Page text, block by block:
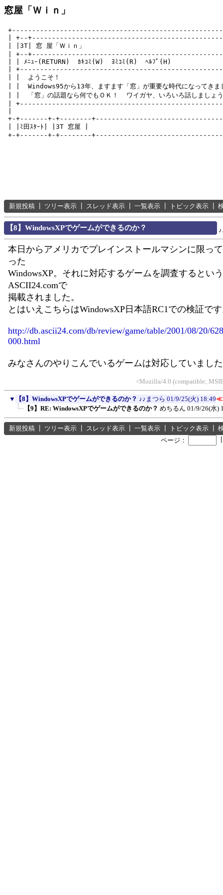
窓屋「Ｗｉｎ」
| +--
| |3T| 窓 屋「Ｗｉｎ」
| +--
| | ﾒﾆｭｰ(RETURN)  ｶｷｺﾐ(W)  ﾖﾐｺﾐ(R)  ﾍﾙﾌﾟ(H)　　　　　　
|
| |  ようこそ！
| |  Windows95から13年、ますます「窓」が重要な時代になって
| |  「窓」の話題なら何でもＯＫ！  ワイガヤ、いろいろ話しま
|
+-+-------+-+--------
| |ﾐ田ｽﾀｰﾄ| |3T 窓屋 |
新規投稿 ツリー表示 スレッド表示 一覧表示 トピック表示
【8】WindowsXPでゲームができるのか？
本日からアメリカでプレインストールマシンに限っ
った
WindowsXP。それに対応するゲームを調査するとい
ASCII24.comで
掲載されました。
とはいえこちらはWindowsXP日本語RC1での検証で
http://db.ascii24.com/db/review/game/table/2001/08/20/
000.html
みなさんのやりこんでいるゲームは対応していまし
<Mozilla/4.0 (compatible;
▼ 【8】WindowsXPでゲームができるのか？ ♪♪まつら 01/9/25(火) 18:49≪
【9】RE: WindowsXPでゲームができるのか？ めちるん 01/9/26(水)
新規投稿 ツリー表示 スレッド表示 一覧表示 トピック表示
ページ：